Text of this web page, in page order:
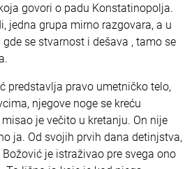
govori o padu Konstatinopolja.
jedna grupa mirno razgovara, a u
se stvarnost i dešava , tamo se
predstavlja pravo umetničko telo,
njegove noge se kreću
je večito u kretanju. On nije
ja. Od svojih prvih dana detinjstva,
je istraživao pre svega ono